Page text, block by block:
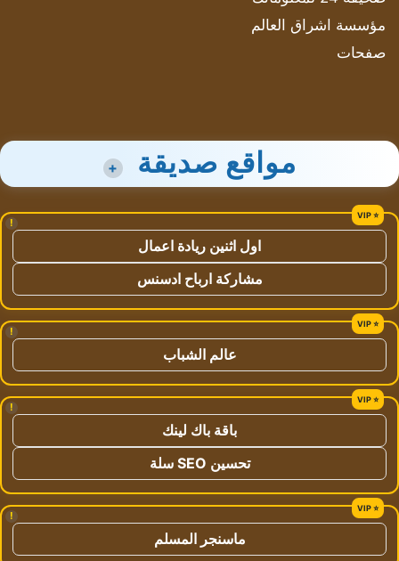
مؤسسة اشراق العالم
صفحات
مواقع صديقة +
!
اول اثنين ريادة اعمال
مشاركة ارباح ادسنس
!
عالم الشباب
!
باقة باك لينك
تحسين SEO سلة
!
ماسنجر المسلم